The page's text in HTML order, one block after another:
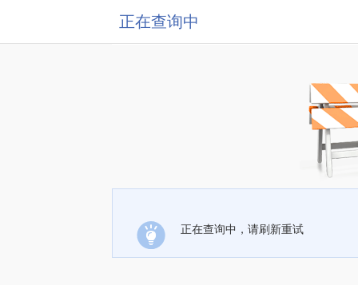
正在查询中
正在查询中，请刷新重试